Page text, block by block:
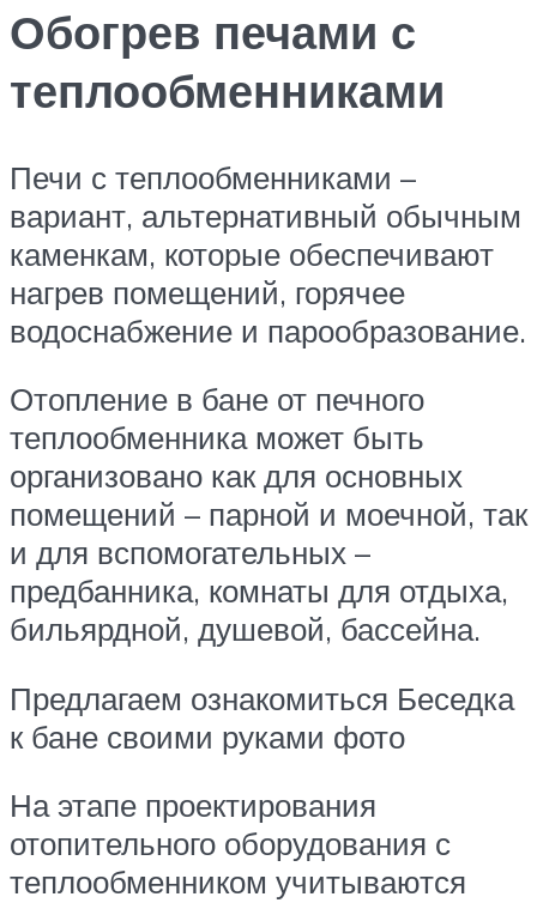
Обогрев печами с
теплообменниками
Печи с теплообменниками –
вариант, альтернативный обычным
каменкам, которые обеспечивают
нагрев помещений, горячее
водоснабжение и парообразование.
Отопление в бане от печного
теплообменника может быть
организовано как для основных
помещений – парной и моечной, так
и для вспомогательных –
предбанника, комнаты для отдыха,
бильярдной, душевой, бассейна.
Предлагаем ознакомиться Беседка
к бане своими руками фото
На этапе проектирования
отопительного оборудования с
теплообменником учитываются